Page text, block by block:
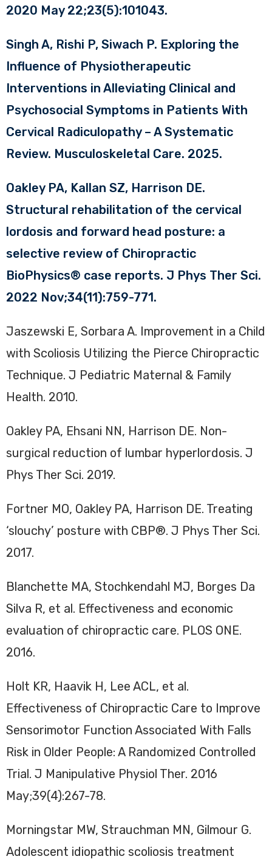
2020 May 22;23(5):101043.
Singh A, Rishi P, Siwach P. Exploring the
Influence of Physiotherapeutic
Interventions in Alleviating Clinical and
Psychosocial Symptoms in Patients With
Cervical Radiculopathy – A Systematic
Review. Musculoskeletal Care. 2025.
Oakley PA, Kallan SZ, Harrison DE.
Structural rehabilitation of the cervical
lordosis and forward head posture: a
selective review of Chiropractic
BioPhysics® case reports. J Phys Ther Sci.
2022 Nov;34(11):759-771.
Jaszewski E, Sorbara A. Improvement in a Child
with Scoliosis Utilizing the Pierce Chiropractic
Technique. J Pediatric Maternal & Family
Health. 2010.
Oakley PA, Ehsani NN, Harrison DE. Non-
surgical reduction of lumbar hyperlordosis. J
Phys Ther Sci. 2019.
Fortner MO, Oakley PA, Harrison DE. Treating
‘slouchy’ posture with CBP®. J Phys Ther Sci.
2017.
Blanchette MA, Stochkendahl MJ, Borges Da
Silva R, et al. Effectiveness and economic
evaluation of chiropractic care. PLOS ONE.
2016.
Holt KR, Haavik H, Lee ACL, et al.
Effectiveness of Chiropractic Care to Improve
Sensorimotor Function Associated With Falls
Risk in Older People: A Randomized Controlled
Trial. J Manipulative Physiol Ther. 2016
May;39(4):267-78.
Morningstar MW, Strauchman MN, Gilmour G.
Adolescent idiopathic scoliosis treatment